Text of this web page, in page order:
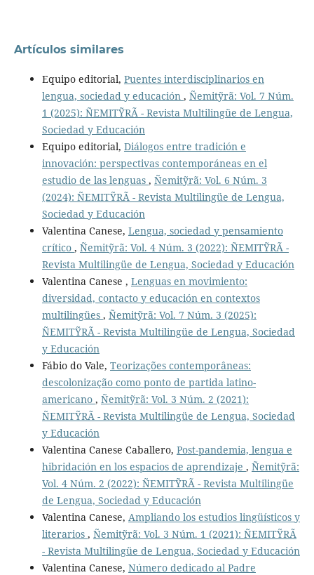
Artículos similares
Equipo editorial, Puentes interdisciplinarios en
lengua, sociedad y educación , Ñemitỹrã: Vol. 7 Núm.
1 (2025): ÑEMITỸRÃ - Revista Multilingüe de Lengua,
Sociedad y Educación
Equipo editorial, Diálogos entre tradición e
innovación: perspectivas contemporáneas en el
estudio de las lenguas , Ñemitỹrã: Vol. 6 Núm. 3
(2024): ÑEMITỸRÃ - Revista Multilingüe de Lengua,
Sociedad y Educación
Valentina Canese, Lengua, sociedad y pensamiento
crítico , Ñemitỹrã: Vol. 4 Núm. 3 (2022): ÑEMITỸRÃ -
Revista Multilingüe de Lengua, Sociedad y Educación
Valentina Canese , Lenguas en movimiento:
diversidad, contacto y educación en contextos
multilingües , Ñemitỹrã: Vol. 7 Núm. 3 (2025):
ÑEMITỸRÃ - Revista Multilingüe de Lengua, Sociedad
y Educación
Fábio do Vale, Teorizações contemporâneas:
descolonização como ponto de partida latino-
americano , Ñemitỹrã: Vol. 3 Núm. 2 (2021):
ÑEMITỸRÃ - Revista Multilingüe de Lengua, Sociedad
y Educación
Valentina Canese Caballero, Post-pandemia, lengua e
hibridación en los espacios de aprendizaje , Ñemitỹrã:
Vol. 4 Núm. 2 (2022): ÑEMITỸRÃ - Revista Multilingüe
de Lengua, Sociedad y Educación
Valentina Canese, Ampliando los estudios lingüísticos y
literarios , Ñemitỹrã: Vol. 3 Núm. 1 (2021): ÑEMITỸRÃ
- Revista Multilingüe de Lengua, Sociedad y Educación
Valentina Canese, Número dedicado al Padre